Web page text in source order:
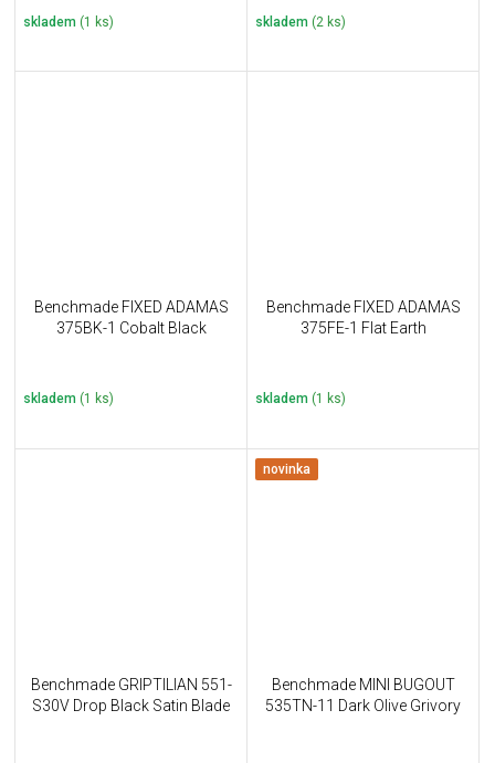
skladem (1 ks) skladem (2 ks)
Benchmade FIXED ADAMAS
375BK-1 Cobalt Black
skladem (1 ks)
Benchmade FIXED ADAMAS
375FE-1 Flat Earth
skladem (1 ks)
Benchmade GRIPTILIAN 551-
S30V Drop Black Satin Blade
novinka
Benchmade MINI BUGOUT
535TN-11 Dark Olive Grivory